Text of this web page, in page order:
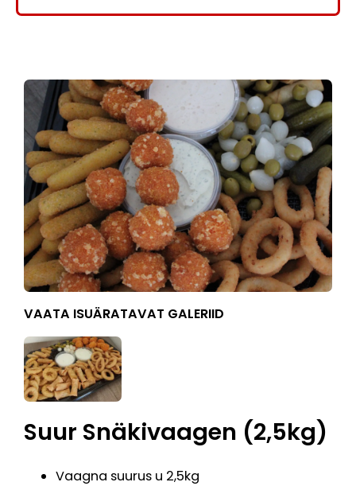
VAATA ISUÄRATAVAT GALERIID
Suur Snäkivaagen (2,5kg)
Vaagna suurus u 2,5kg